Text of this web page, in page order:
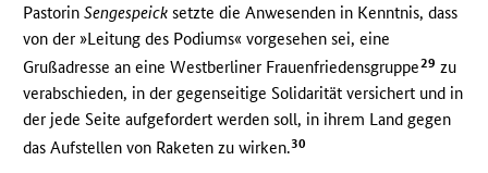
PastorinSengespeick setzte die Anwesenden in Kenntnis, dass
von der »Leitung des Podiums« vorgesehen sei, eine
Grußadresse an eine Westberliner Frauenfriedensgruppe29 zu
verabschieden, in der gegenseitige Solidarität versichert und in
der jede Seite aufgefordert werden soll, in ihrem Land gegen
das Aufstellen von Raketen zu wirken.30